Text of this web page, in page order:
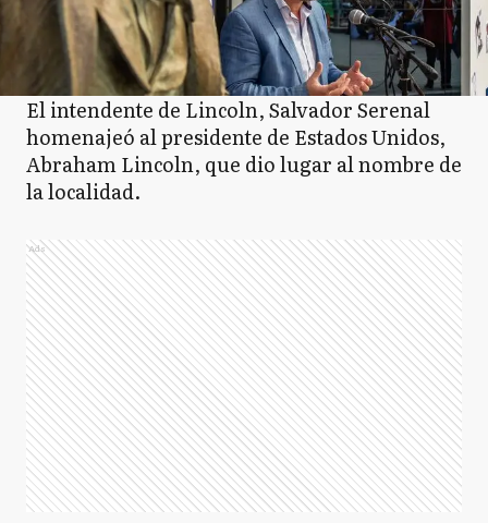
El intendente de Lincoln, Salvador Serenal
homenajeó al presidente de Estados Unidos,
Abraham Lincoln, que dio lugar al nombre de
la localidad.
Ads